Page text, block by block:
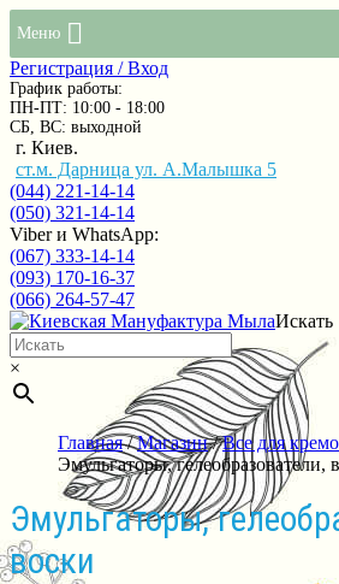
Меню
Регистрация / Вход
График работы:
ПН-ПТ: 10:00 - 18:00
СБ, ВС: выходной
г. Киев.
ст.м. Дарница ул. А.Малышка 5
(044) 221-14-14
(050) 321-14-14
Viber и WhatsApp:
(067) 333-14-14
(093) 170-16-37
(066) 264-57-47
Искать
×
Главная/Магазин/Все для
Эмульгаторы, гелеобразователи,
Эмульгаторы,
воски